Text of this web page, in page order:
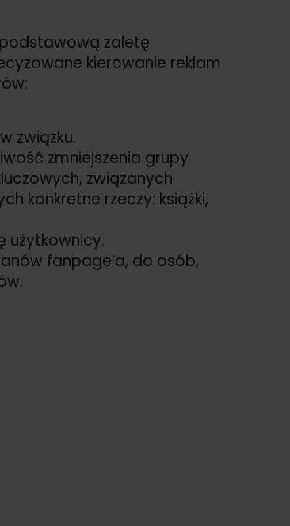
zaletę
kierowanie reklam
związku.
zmniejszenia grupy
związanych
konkretne rzeczy: książki,
użytkownicy.
fanpage’a, do osób,